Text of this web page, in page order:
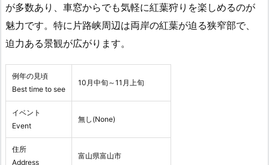
が多数あり、車窓からでも気軽に紅葉狩りを楽しめるのが
魅力です。特に片路峡周辺は両岸の紅葉が迫る狭窄部で、
迫力ある景観が広がります。
例年の見頃
Best time to see
10月中旬～11月上旬
イベント
Event
無し(None)
住所
Address
富山県富山市